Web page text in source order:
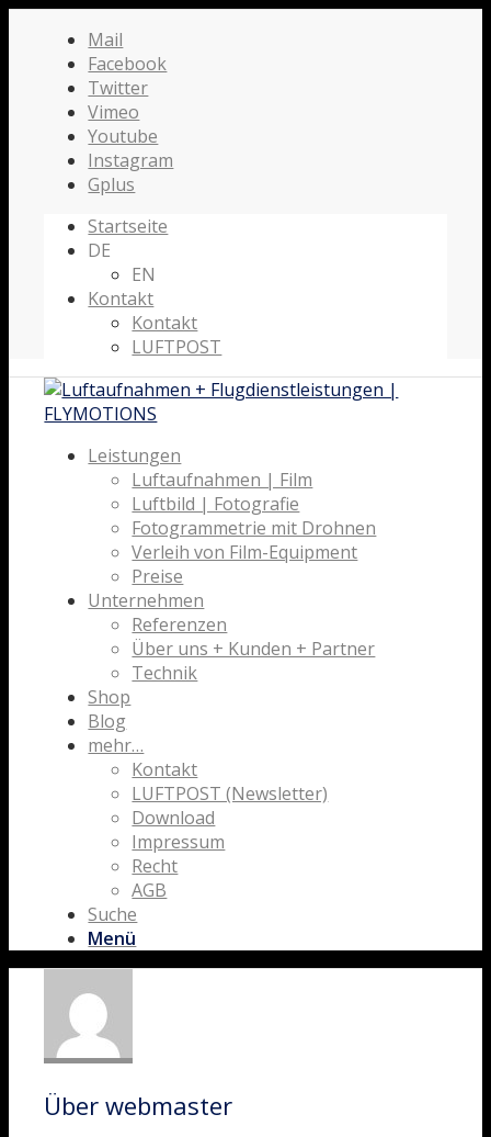
Mail
Facebook
Twitter
Vimeo
Youtube
Instagram
Gplus
Startseite
DE
EN
Kontakt
Kontakt
LUFTPOST
Leistungen
Luftaufnahmen | Film
Luftbild | Fotografie
Fotogrammetrie mit Drohnen
Verleih von Film-Equipment
Preise
Unternehmen
Referenzen
Über uns + Kunden + Partner
Technik
Shop
Blog
mehr…
Kontakt
LUFTPOST (Newsletter)
Download
Impressum
Recht
AGB
Suche
Menü
Überwebmaster